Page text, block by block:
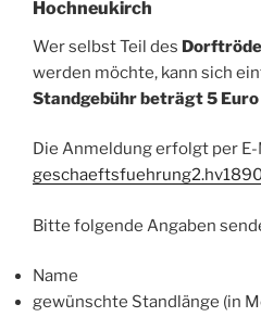
Hochneukirch
Wer selbst Teil des
werden möchte, kann sich
Standgebühr beträgt 5
Die Anmeldung erfolgt per E-
Bitte folgende Angaben
Name
gewünschte Standlänge (in